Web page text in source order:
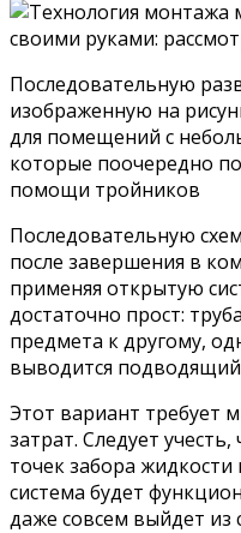
Последовательную
изображенную на
для помещений с
которые поочередно
помощи тройников
Последовательную
после завершения в
применяя открытую
достаточно прост:
предмета к другому,
выводится
Этот вариант требует
затрат. Следует
точек забора
система будет
даже совсем выйдет из